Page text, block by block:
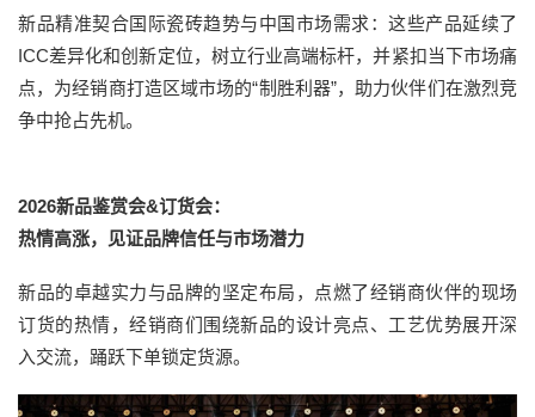
新品精准契合国际瓷砖趋势与中国市场需求：这些产品延续了
ICC差异化和创新定位，树立行业高端标杆，并紧扣当下市场痛
点，为经销商打造区域市场的“制胜利器”，助力伙伴们在激烈竞
争中抢占先机。
2026新品鉴赏会&订货会：
热情高涨，见证品牌信任与市场潜力
新品的卓越实力与品牌的坚定布局，点燃了经销商伙伴的现场
订货的热情，经销商们围绕新品的设计亮点、工艺优势展开深
入交流，踊跃下单锁定货源。